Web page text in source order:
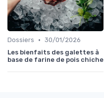
Dossiers • 30/01/2026
Les bienfaits des galettes à
base de farine de pois chiche